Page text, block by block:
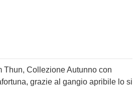
Thun, Collezione Autunno con
grazie al gangio apribile lo si